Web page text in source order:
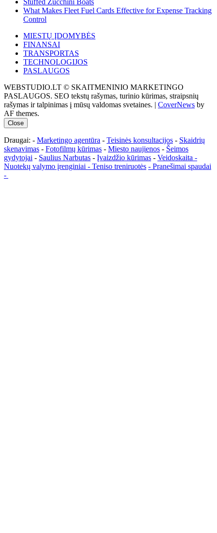
Stuffed Zucchini Boats
What Makes Fleet Fuel Cards Effective for Expense Tracking
Control
MIESTŲ ĮDOMYBĖS
FINANSAI
TRANSPORTAS
TECHNOLOGIJOS
PASLAUGOS
WEBSTUDIO.LT © SKAITMENINIO MARKETINGO
PASLAUGOS. SEO tekstų rašymas, turinio kūrimas, straipsnių
rašymas ir talpinimas į mūsų valdomas svetaines. | CoverNews by
AF themes.
Close
Draugai: - Marketingo agentūra - Teisinės konsultacijos - Skaidrių
skenavimas - Fotofilmų kūrimas - Miesto naujienos - Šeimos
gydytojai - Saulius Narbutas - Įvaizdžio kūrimas - Veidoskaita -
Nuotekų valymo įrenginiai - Teniso treniruotės - Pranešimai spaudai
-